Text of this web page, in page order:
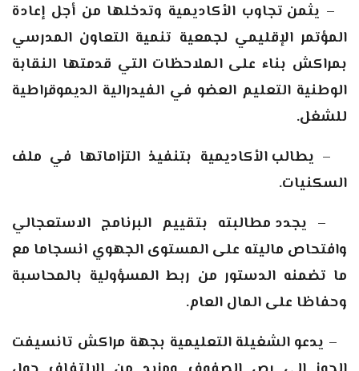
– يثمن تجاوب الأكاديمية وتدخلها من أجل إعادة
المؤتمر الإقليمي لجمعية تنمية التعاون المدرسي
بمراكش بناء على الملاحظات التي قدمتها النقابة
الوطنية التعليم العضو في الفيدرالية الديموقراطية
للشغل.
– يطالب الأكاديمية بتنفيذ التزاماتها في ملف
السكنيات.
– يجدد مطالبته بتقييم البرنامج الاستعجالي
وافتحاص ماليته على المستوى الجهوي انسجاما مع
ما تضمنه الدستور من ربط المسؤولية بالمحاسبة
وحفاظا على المال العام.
– يدعو الشغيلة التعليمية بجهة مراكش تانسيفت